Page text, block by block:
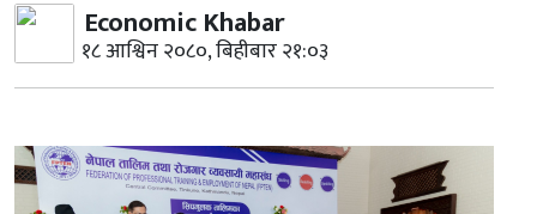
Economic Khabar
१८ आश्विन २०८०, बिहीबार २१:०३